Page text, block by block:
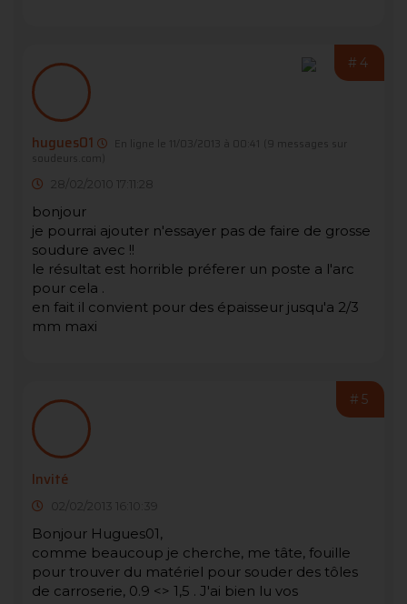
#4
hugues01 En ligne le 11/03/2013 à 00:41
(9 messages sur
soudeurs.com)
28/02/2010 17:11:28
bonjour
je pourrai ajouter n'essayer pas de faire de grosse
soudure avec !!
le résultat est horrible préferer un poste a l'arc
pour cela .
en fait il convient pour des épaisseur jusqu'a 2/3
mm maxi
#5
Invité
02/02/2013 16:10:39
Bonjour Hugues01,
comme beaucoup je cherche, me tâte, fouille
pour trouver du matériel pour souder des tôles
de carroserie, 0.9 <> 1,5 . J'ai bien lu vos